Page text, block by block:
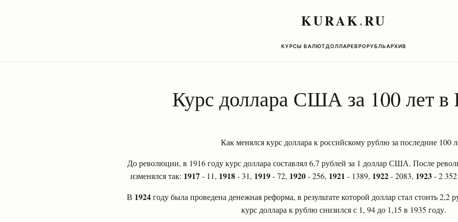
KURAK.RU
КУРСЫ ВАЛЮТДОЛЛАРЕВРОРУБЛЬАРХИВ
Курс доллара США за 100 лет в
Как менялся курс доллара к российскому рублю за последние 100
До революции, в 1916 году курс доллара составлял 6,7 рублей за 1 доллар США. После
изменялся так: 1917- 11, 1918- 31, 1919- 72, 1920- 256, 1921 - 1389, 1922- 2083, 1923- 2
В 1924году была проведена денежная реформа, в результате которой доллар стал стоить 2,2
курс доллара к рублю снизился с 1, 94 до 1,15 в 1935 году.